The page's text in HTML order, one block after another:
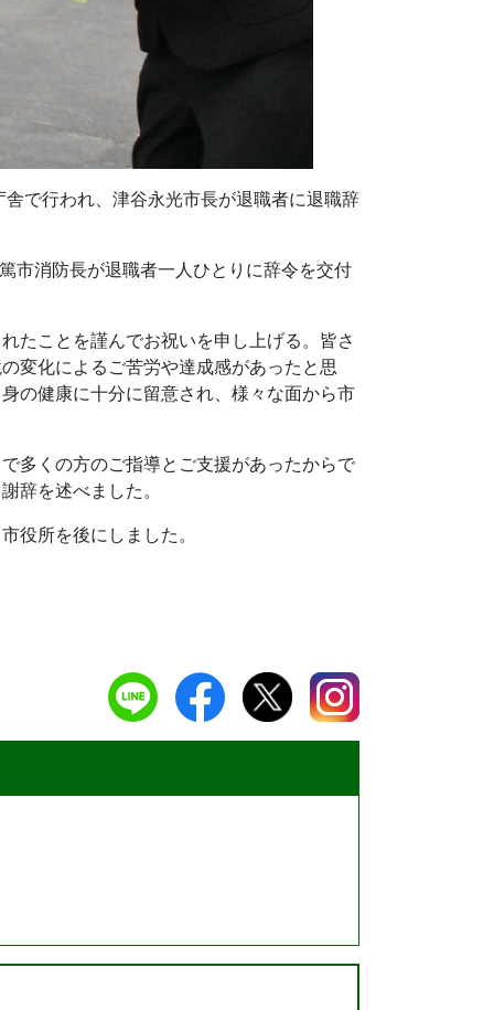
で行われ、津谷永光市長が退職者に退職辞
市消防長が退職者一人ひとりに辞令を交付
たことを謹んでお祝いを申し上げる。皆さ
変化によるご苦労や達成感があったと思
の健康に十分に留意され、様々な面から市
多くの方のご指導とご支援があったからで
辞を述べました。
役所を後にしました。